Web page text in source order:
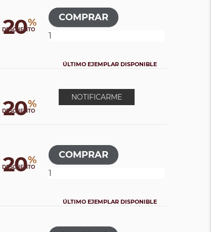
20%
DESCUENTO
ÚLTIMO EJEMPLAR DISPONIBLE
20%
DESCUENTO
NOTIFICARME
20%
DESCUENTO
ÚLTIMO EJEMPLAR DISPONIBLE